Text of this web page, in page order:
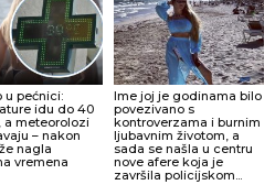
u pećnici:
idu do 40
a meteorolozi
– nakon
nagla
vremena
Ime joj je godinama bilo
povezivano s
kontroverzama i burnim
ljubavnim životom, a
sada se našla u centru
nove afere koja je
završila policijskom...